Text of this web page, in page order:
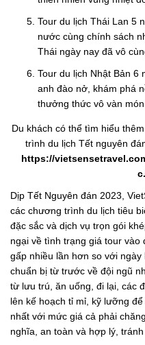
Tour du lịch Thái Lan 5
nước cùng chính sách
Thái ngày nay đã vô
Tour du lịch Nhật Bản 6
anh đào nở, khám phá
thưởng thức vô vàn
Du khách có thể tìm hiểu
trình du lịch Tết nguyên
https://
Dịp Tết Nguyên đán 2023,
các chương trình du lịch tiêu
đặc sắc và dịch vụ trọn gói
ngại về tình trạng giá tour
gấp nhiều lần hơn so với
chuẩn bị từ trước về đội ngũ
từ lưu trú, ăn uống, đi lại, các
lên kế hoạch tỉ mỉ, kỹ lưỡng
nhất với mức giá cả phải
nghĩa, an toàn và hợp lý,